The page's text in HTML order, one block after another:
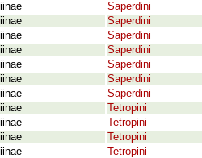
Saperdini
Saperdini
Saperdini
Saperdini
Saperdini
Saperdini
Saperdini
Tetropini
Tetropini
Tetropini
Tetropini